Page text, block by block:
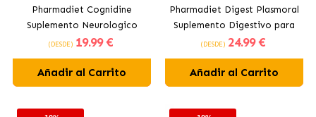
Pharmadiet Cognidine
Suplemento Neurologico
para Perros y Gatos
(DESDE) 19.99 €
Añadir al Carrito
Pharmadiet Digest Plasmoral
Suplemento Digestivo para
Perros y Gatos
(DESDE) 24.99 €
Añadir al Carrito